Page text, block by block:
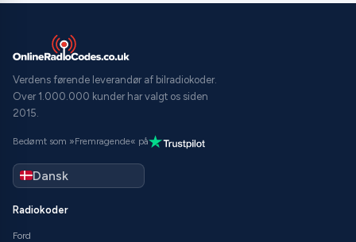
Verdens førende leverandør af bilradiokoder.
Over 1.000.000 kunder har valgt os siden
2015.
Bedømt som »Fremragende« på
Radiokoder
Ford